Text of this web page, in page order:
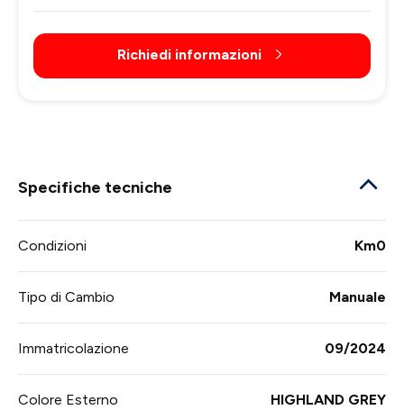
Richiedi informazioni
Specifiche tecniche
Condizioni Km0
Tipo di Cambio Manuale
Immatricolazione 09/2024
Colore Esterno HIGHLAND GREY